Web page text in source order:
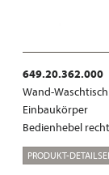
649.20.362.000
Wand-
Einbaukörper
Bedienhebel
PRODUKT-